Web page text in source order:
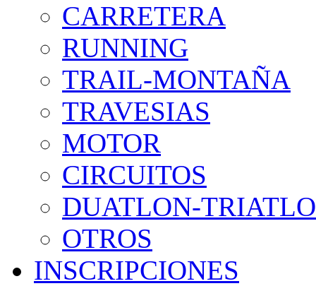
CARRETERA
RUNNING
TRAIL-MONTAÑA
TRAVESIAS
MOTOR
CIRCUITOS
DUATLON-
OTROS
INSCRIPCIONES